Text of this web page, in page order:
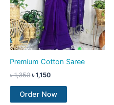
Premium Cotton Saree
৳1,350৳1,150
Order Now